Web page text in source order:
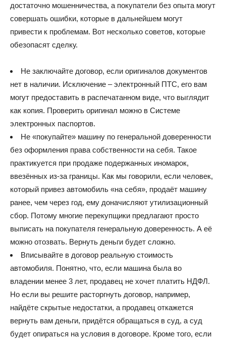
достаточно мошенничества, а покупатели без опыта могут
совершать ошибки, которые в дальнейшем могут
привести к проблемам. Вот несколько советов, которые
обезопасят сделку.
Не заключайте договор, если оригиналов документов
нет в наличии. Исключение – электронный ПТС, его вам
могут предоставить в распечатанном виде, что выглядит
как копия. Проверить оригинал можно в Системе
электронных паспортов.
Не «покупайте» машину по генеральной доверенности
без оформления права собственности на себя. Такое
практикуется при продаже подержанных иномарок,
ввезённых из-за границы. Как мы говорили, если человек,
который привез автомобиль «на себя», продаёт машину
ранее, чем через год, ему доначисляют утилизационный
сбор. Потому многие перекупщики предлагают просто
выписать на покупателя генеральную доверенность. А её
можно отозвать. Вернуть деньги будет сложно.
Вписывайте в договор реальную стоимость
автомобиля. Понятно, что, если машина была во
владении менее 3 лет, продавец не хочет платить НДФЛ.
Но если вы решите расторгнуть договор, например,
найдёте скрытые недостатки, а продавец откажется
вернуть вам деньги, придётся обращаться в суд, а суд
будет опираться на условия в договоре. Кроме того, если